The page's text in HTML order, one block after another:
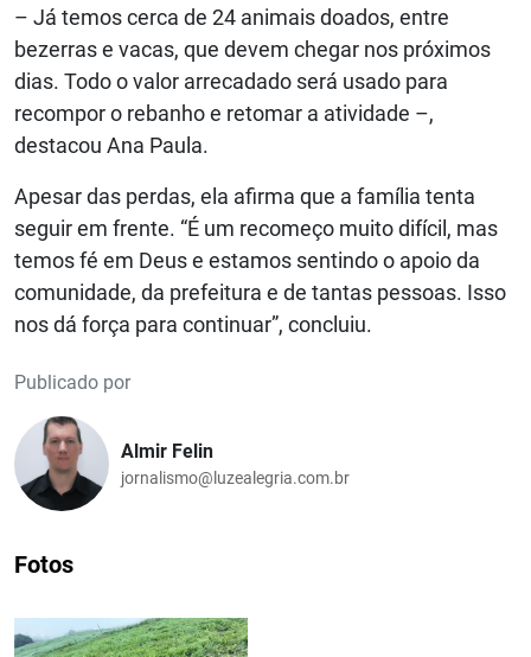
– Já temos cerca de 24 animais doados, entre
bezerras e vacas, que devem chegar nos próximos
dias. Todo o valor arrecadado será usado para
recompor o rebanho e retomar a atividade –,
destacou Ana Paula.
Apesar das perdas, ela afirma que a família tenta
seguir em frente. “É um recomeço muito difícil, mas
temos fé em Deus e estamos sentindo o apoio da
comunidade, da prefeitura e de tantas pessoas. Isso
nos dá força para continuar”, concluiu.
Publicado por
Almir Felin
jornalismo@luzealegria.com.br
Fotos